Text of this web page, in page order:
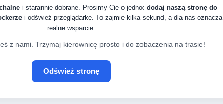
i starannie dobrane. Prosimy Cię o jedno: dodaj naszą stronę do
i odśwież przeglądarkę. To zajmie kilka sekund, a dla nas oznacza
realne wsparcie.
z nami. Trzymaj kierownicę prosto i do zobaczenia na trasie!
Odśwież stronę